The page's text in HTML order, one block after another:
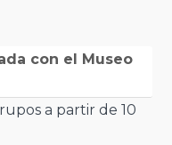
con el Museo
a partir de 10